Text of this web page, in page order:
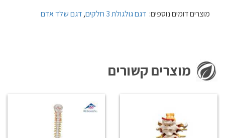
מוצרים דומים נוספים: דגם גולגולת 3 חלקים ,דגם שלד אדם
מוצרים קשורים